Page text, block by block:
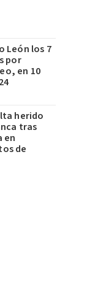
León los 7
por
en 10
herido
tras
en
de